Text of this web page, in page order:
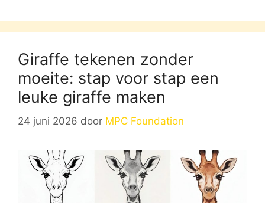
Giraffe tekenen zonder
moeite: stap voor stap een
leuke giraffe maken
24 juni 2026 door MPC Foundation